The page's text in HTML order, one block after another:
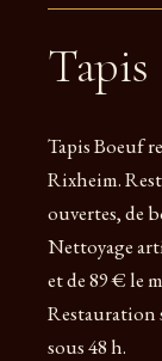
Tapis
Tapis Boeuf
Rixheim.
ouvertes, de
Nettoyage
et de 89 € le
Restauration
sous 48 h.